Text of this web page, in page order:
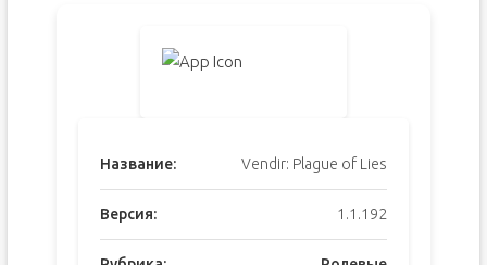
Название: Vendir: Plague of Lies
Версия: 1.1.192